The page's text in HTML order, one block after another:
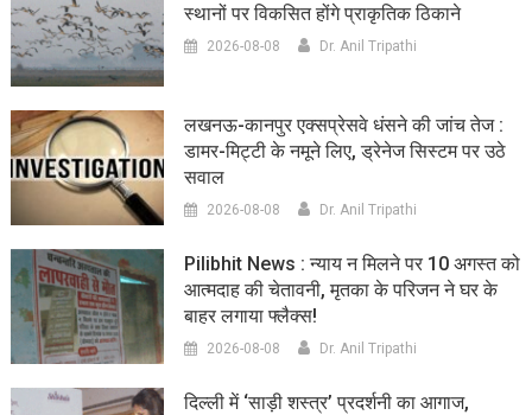
स्थानों पर विकसित होंगे प्राकृतिक ठिकाने
2026-08-08 Dr. Anil Tripathi
लखनऊ-कानपुर एक्सप्रेसवे धंसने की जांच तेज :
डामर-मिट्टी के नमूने लिए, ड्रेनेज सिस्टम पर उठे
सवाल
2026-08-08 Dr. Anil Tripathi
Pilibhit News : न्याय न मिलने पर 10 अगस्त को
आत्मदाह की चेतावनी, मृतका के परिजन ने घर के
बाहर लगाया फ्लैक्स!
2026-08-08 Dr. Anil Tripathi
दिल्ली में ‘साड़ी शस्त्र’ प्रदर्शनी का आगाज,